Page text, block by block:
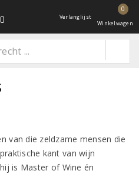
Verlanglijst
0
Winkelwagen
van die zeldzame mensen die
kant van wijn
is Master of Wine én